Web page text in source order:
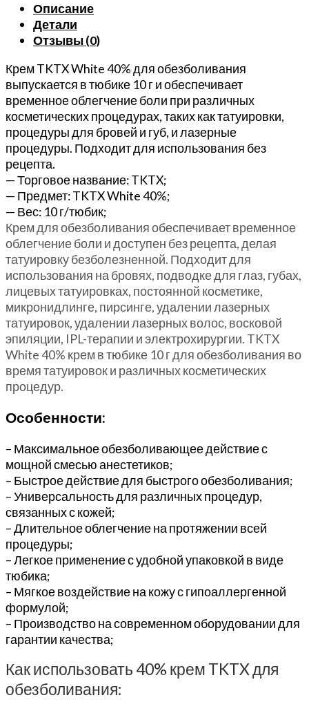
для
обезболивания
при
операциях,
пирсинге,
полуперманентном
макияже,
удалении
бородавок
10г
Описание
Детали
Отзывы (0)
Крем TKTX White 40% для обезболивания
выпускается в тюбике 10 г и обеспечивает
временное облегчение боли при различных
косметических процедурах, таких как татуировки,
процедуры для бровей и губ, и лазерные
процедуры. Подходит для использования без
рецепта.
— Торговое название: TKTX;
— Предмет: TKTX White 40%;
— Вес: 10 г/тюбик;
Крем для обезболивания обеспечивает временное
облегчение боли и доступен без рецепта, делая
татуировку безболезненной. Подходит для
использования на бровях, подводке для глаз, губах,
лицевых татуировках, постоянной косметике,
микронидлинге, пирсинге, удалении лазерных
татуировок, удалении лазерных волос, восковой
эпиляции, IPL-терапии и электрохирургии. TKTX
White 40% крем в тюбике 10 г для обезболивания во
время татуировок и различных косметических
процедур.
Особенности:
– Максимальное обезболивающее действие с
мощной смесью анестетиков;
– Быстрое действие для быстрого обезболивания;
– Универсальность для различных процедур,
связанных с кожей;
– Длительное облегчение на протяжении всей
процедуры;
– Легкое применение с удобной упаковкой в виде
тюбика;
– Мягкое воздействие на кожу с гипоаллергенной
формулой;
– Производство на современном оборудовании для
гарантии качества;
Как использовать 40% крем TKTX для
обезболивания: